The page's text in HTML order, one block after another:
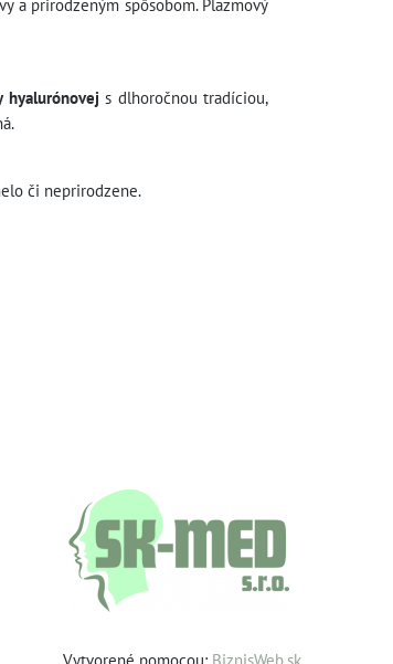
a prirodzeným spôsobom. Plazmový
hyalurónovej s dlhoročnou tradíciou,
či neprirodzene.
Vytvorené pomocou: BiznisWeb.sk